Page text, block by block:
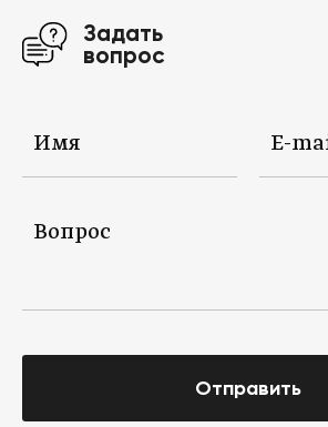
Задать
вопрос
Отправить